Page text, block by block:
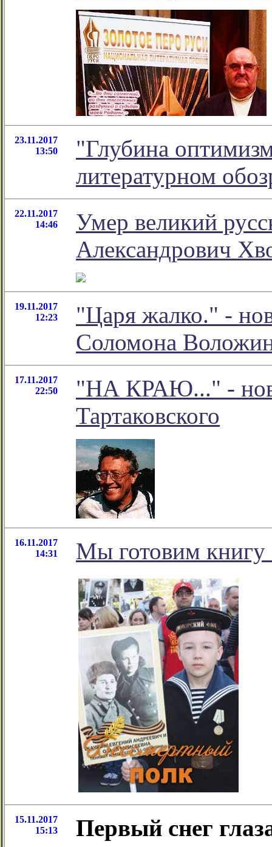
23.11.2017
13:50
"Глубина
литературном
22.11.2017
14:46
Умер великий
Александрович
19.11.2017
12:23
"Царя жалко." -
Соломона
17.11.2017
22:50
"НА КРАЮ..." -
Тартаковского
16.11.2017
14:31
Мы готовим книгу
15.11.2017
15:13
Первый снег